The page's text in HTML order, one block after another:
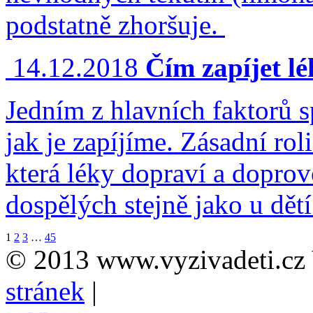
podstatně zhoršuje.
14.12.2018 Čím zapíjet
Jedním z hlavních faktorů
jak je zapíjíme. Zásadní
která léky dopraví a
dospělých stejně jako u
1 2 3 … 45
© 2013 www.vyzivadeti.cz
stránek |